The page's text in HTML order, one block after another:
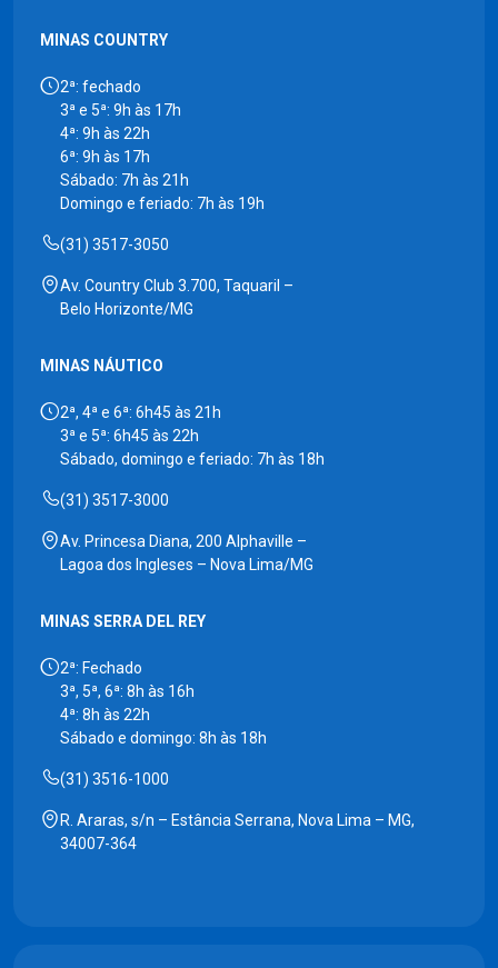
MINAS COUNTRY
2ª: fechado
3ª e 5ª: 9h às 17h
4ª: 9h às 22h
6ª: 9h às 17h
Sábado: 7h às 21h
Domingo e feriado: 7h às 19h
(31) 3517-3050
Av. Country Club 3.700, Taquaril –
Belo Horizonte/MG
MINAS NÁUTICO
2ª, 4ª e 6ª: 6h45 às 21h
3ª e 5ª: 6h45 às 22h
Sábado, domingo e feriado: 7h às 18h
(31) 3517-3000
Av. Princesa Diana, 200 Alphaville –
Lagoa dos Ingleses – Nova Lima/MG
MINAS SERRA DEL REY
2ª: Fechado
3ª, 5ª, 6ª: 8h às 16h
4ª: 8h às 22h
Sábado e domingo: 8h às 18h
(31) 3516-1000
R. Araras, s/n – Estância Serrana, Nova Lima – MG,
34007-364